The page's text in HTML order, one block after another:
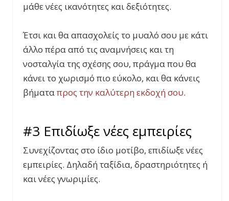
μάθε νέες ικανότητες και δεξιότητες.
Έτσι και θα απασχολείς το μυαλό σου με κάτι
άλλο πέρα από τις αναμνήσεις και τη
νοσταλγία της σχέσης σου, πράγμα που θα
κάνει το χωρισμό πιο εύκολο, και θα κάνεις
βήματαπρος την καλύτερη εκδοχή σου.
#3 Επιδίωξε νέες εμπειρίες
Συνεχίζοντας στο ίδιο μοτίβο, επιδίωξε νέες
εμπειρίες. Δηλαδή ταξίδια, δραστηριότητες ή
και νέες γνωριμίες.